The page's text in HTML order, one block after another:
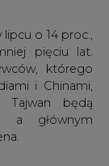
o 14 proc.,
pięciu lat.
którego
i Chinami,
Tajwan będą
a głównym